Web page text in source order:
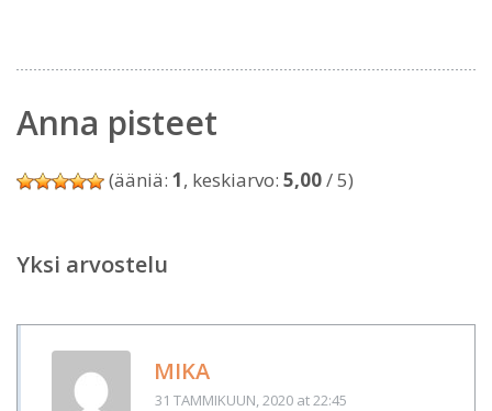
Anna pisteet
(ääniä: 1, keskiarvo: 5,00/ 5)
Yksi arvostelu
MIKA
31 TAMMIKUUN, 2020 at 22:45